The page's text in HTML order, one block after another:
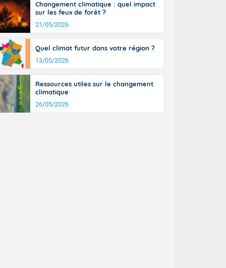
50-60 km/h
les
l'après-
général, 14
il fait
30 à 35
Changement climatique : quel impact
sur les feux de forêt ?
21/05/2026
Quel climat futur dans votre région ?
13/05/2026
Ressources utiles sur le changement
climatique
26/05/2026